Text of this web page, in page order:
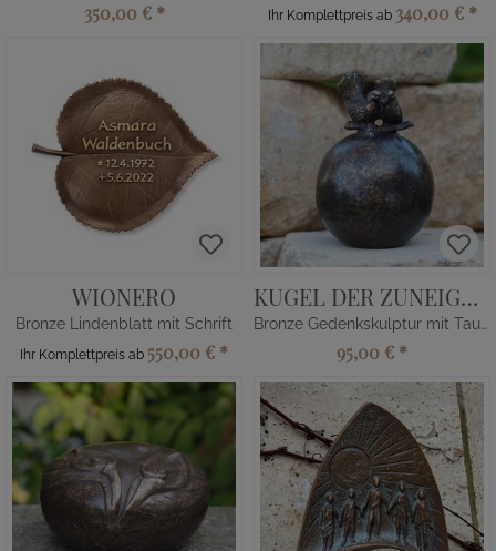
350,00 € * Ihr Komplettpreis ab 340,00 € *
WIONERO
Bronze Lindenblatt mit Schrift
Ihr Komplettpreis ab 550,00 € *
KUGEL DER ZUNEIGUNG
Bronze Gedenkskulptur mit Tauben
95,00 € *